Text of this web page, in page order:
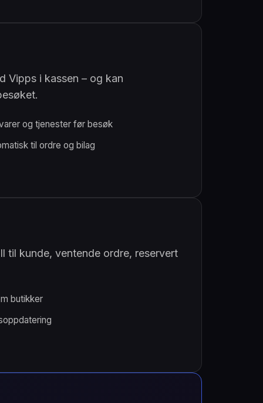
Vipps i kassen – og kan
og tjenester før besøk
til ordre og bilag
til kunde, ventende ordre, reservert
butikker